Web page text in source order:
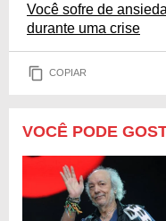
Você sofre de
durante uma crise
COPIAR
VOCÊ PODE